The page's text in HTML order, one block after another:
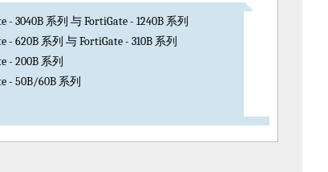
- 3040B 系列 与 FortiGate - 1240B 系列
- 620B 系列 与 FortiGate - 310B 系列
- 200B 系列
- 50B/60B 系列